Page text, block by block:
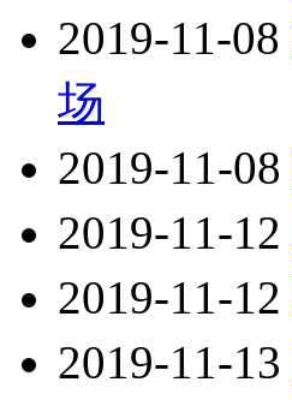
2019-11-08
场
2019-11-08
2019-11-12
2019-11-12
2019-11-13